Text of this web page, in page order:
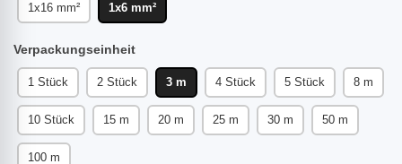
1x16 mm² 1x6 mm²
Verpackungseinheit
1 Stück 2 Stück 3 m 4 Stück 5 Stück 8 m
10 Stück 15 m 20 m 25 m 30 m 50 m
100 m